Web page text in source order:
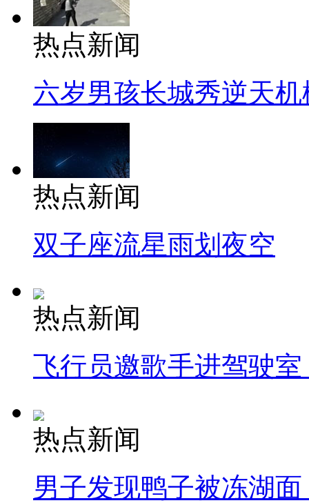
热点新闻
六岁男孩长城秀逆天机
热点新闻
双子座流星雨划夜空
热点新闻
飞行员邀歌手进驾驶
热点新闻
男子发现鸭子被冻湖